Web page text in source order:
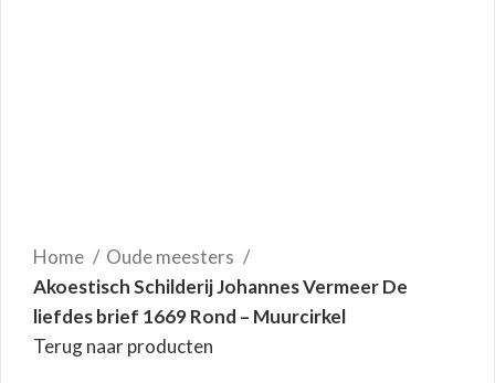
Home
Oude meesters
Akoestisch Schilderij Johannes Vermeer De
liefdes brief 1669 Rond – Muurcirkel
Terug naar producten